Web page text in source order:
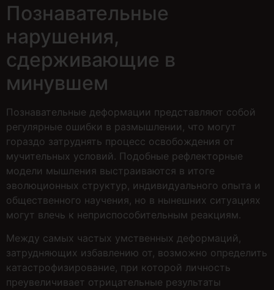
Познавательные
нарушения,
сдерживающие в
минувшем
Познавательные деформации представляют собой
регулярные ошибки в размышлении, что могут
гораздо затруднять процесс освобождения от
мучительных условий. Подобные рефлекторные
модели мышления выстраиваются в итоге
эволюционных структур, индивидуального опыта и
общественного научения, но в нынешних ситуациях
могут влечь к неприспособительным реакциям.
Между самых частых умственных деформаций,
затрудняющих избавлению от, возможно определить
катастрофизирование, при которой личность
преувеличивает отрицательные результаты